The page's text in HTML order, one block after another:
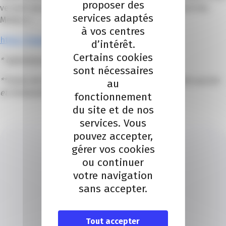
versant aux établissements habilités du Campus Sud des
Métiers !
https://www.campussuddesmetiers.com/
*Opérateurs de Compétences
**Union de recouvrement des cotisations de Sécurité sociale
et d’allocations familiales
CENTRE DE CONTACTS CLIENTS
proposer des
services adaptés
à vos centres
d’intérêt.
Certains cookies
sont nécessaires
au
fonctionnement
du site et de nos
services. Vous
pouvez accepter,
gérer vos cookies
ou continuer
votre navigation
sans accepter.
Tout accepter